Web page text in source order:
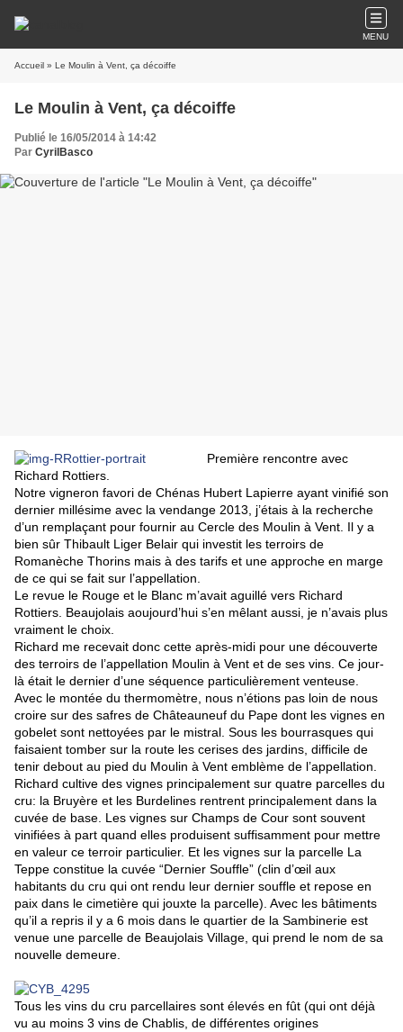
MENU
Accueil » Le Moulin à Vent, ça décoiffe
Le Moulin à Vent, ça décoiffe
Publié le 16/05/2014 à 14:42
Par CyrilBasco
Première rencontre avec
Richard Rottiers
Notre vigneron favori de Chénas Hubert Lapierre ayant vinifié son
dernier millésime avec la vendange 2013, j’étais à la recherche
d’un remplaçant pour fournir au Cercle des Moulin à Vent. Il y a
bien sûr Thibault Liger Belair qui investit les terroirs de
Romanèche Thorins mais à des tarifs et une approche en marge
de ce qui se fait sur l’appellation.
Le revue le Rouge et le Blanc m’avait aguillé vers Richard
Rottiers. Beaujolais aoujourd’hui s’en mêlant aussi, je n’avais plus
vraiment le choix.
Richard me recevait donc cette après-midi pour une découverte
des terroirs de l’appellation Moulin à Vent et de ses vins. Ce jour-
là était le dernier d’une séquence particulièrement venteuse.
Avec le montée du thermomètre, nous n’étions pas loin de nous
croire sur des safres de Châteauneuf du Pape dont les vignes en
gobelet sont nettoyées par le mistral. Sous les bourrasques qui
faisaient tomber sur la route les cerises des jardins, difficile de
tenir debout au pied du Moulin à Vent emblème de l’appellation.
Richard cultive des vignes principalement sur quatre parcelles du
cru: la Bruyère et les Burdelines rentrent principalement dans la
cuvée de base. Les vignes sur Champs de Cour sont souvent
vinifiées à part quand elles produisent suffisamment pour mettre
en valeur ce terroir particulier. Et les vignes sur la parcelle La
Teppe constitue la cuvée “Dernier Souffle” (clin d’œil aux
habitants du cru qui ont rendu leur dernier souffle et repose en
paix dans le cimetière qui jouxte la parcelle). Avec les bâtiments
qu’il a repris il y a 6 mois dans le quartier de la Sambinerie est
venue une parcelle de Beaujolais Village, qui prend le nom de sa
nouvelle demeure.
Tous les vins du cru parcellaires sont élevés en fût (qui ont déjà
vu au moins 3 vins de Chablis, de différentes origines